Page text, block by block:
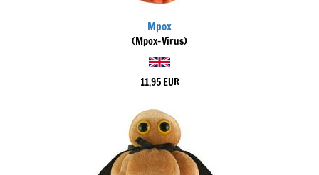
Mpox
(Mpox-Virus)
11,95 EUR